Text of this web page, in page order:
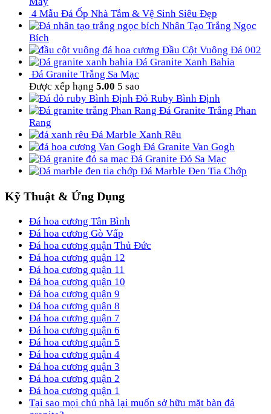
4 Mẫu Đá Ốp Nhà Tắm & Vệ Sinh Siêu Đẹp
Nhân Tạo Trắng Ngọc
Bích
Đầu Cột Vuông Đá 002
Đá Granite Xanh Bahia
Đá Granite Trắng Sa Mạc
Được xếp hạng 5.00 5 sao
Đỏ Ruby Bình Định
Đá Granite Trắng Phan
Rang
Đá Marble Xanh Rêu
Đá Granite Van Gogh
Đá Granite Đỏ Sa Mạc
Đá Marble Đen Tia Chớp
Kỹ Thuật & Ứng Dụng
Đá hoa cương Tân Bình
Đá hoa cương Gò Vấp
Đá hoa cương quận Thủ Đức
Đá hoa cương quận 12
Đá hoa cương quận 11
Đá hoa cương quận 10
Đá hoa cương quận 9
Đá hoa cương quận 8
Đá hoa cương quận 7
Đá hoa cương quận 6
Đá hoa cương quận 5
Đá hoa cương quận 4
Đá hoa cương quận 3
Đá hoa cương quận 2
Đá hoa cương quận 1
Tại sao mọi chủ nhà lại muốn sở hữu mặt bàn đá